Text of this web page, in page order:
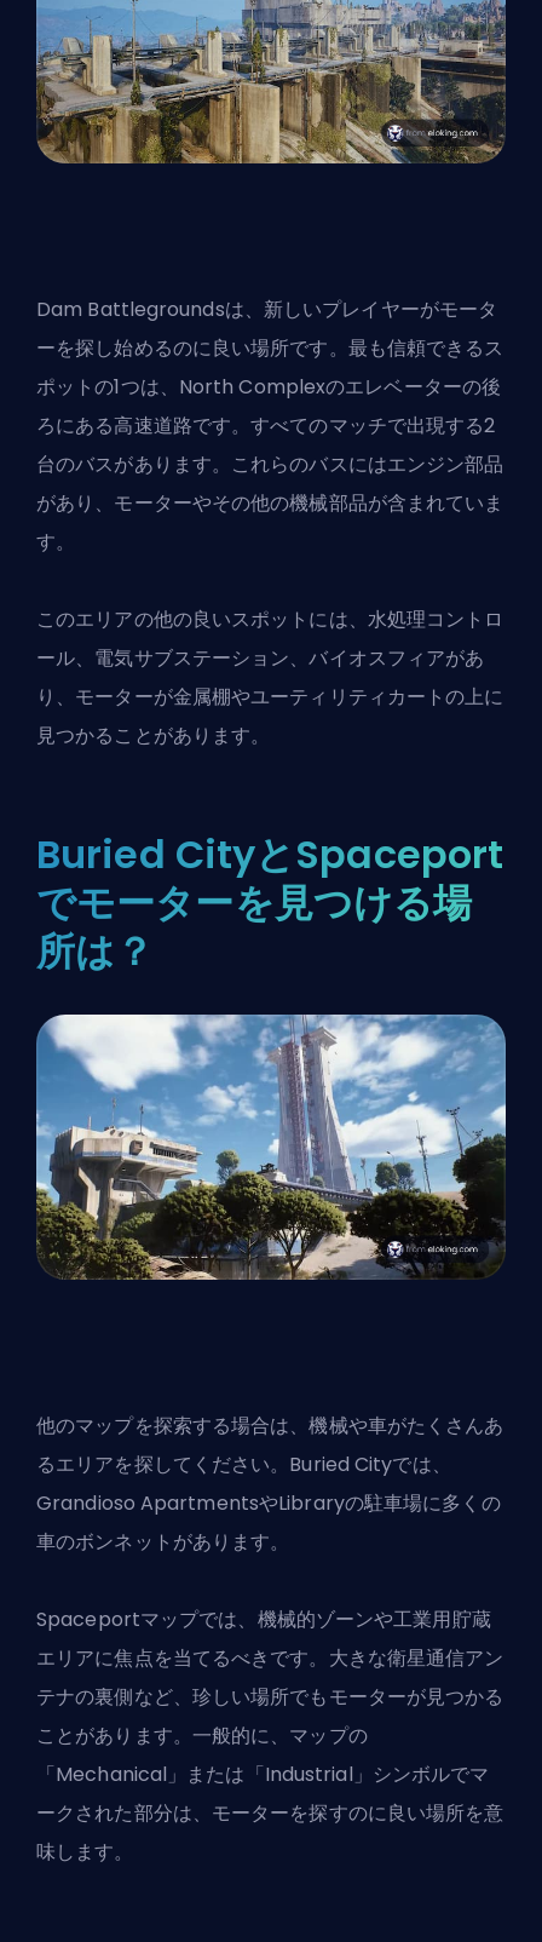
Dam Battlegroundsは、新しいプレイヤーがモータ
ーを探し始めるのに良い場所です。最も信頼できるス
ポットの1つは、North Complexのエレベーターの後
ろにある高速道路です。すべてのマッチで出現する2
台のバスがあります。これらのバスにはエンジン部品
があり、モーターやその他の機械部品が含まれていま
す。
このエリアの他の良いスポットには、水処理コントロ
ール、電気サブステーション、バイオスフィアがあ
り、モーターが金属棚やユーティリティカートの上に
見つかることがあります。
Buried CityとSpaceport
でモーターを見つける場
所は？
他のマップを探索する場合は、機械や車がたくさんあ
るエリアを探してください。Buried Cityでは、
Grandioso ApartmentsやLibraryの駐車場に多くの
車のボンネットがあります。
Spaceportマップでは、機械的ゾーンや工業用貯蔵
エリアに焦点を当てるべきです。大きな衛星通信アン
テナの裏側など、珍しい場所でもモーターが見つかる
ことがあります。一般的に、マップの
「Mechanical」または「Industrial」シンボルでマ
ークされた部分は、モーターを探すのに良い場所を意
味します。